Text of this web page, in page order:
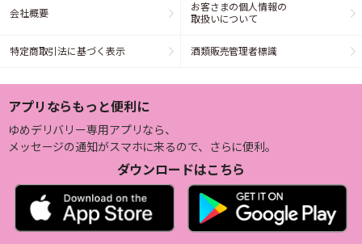
会社概要
お客さまの個人情報の
取扱いについて
特定商取引法に基づく表示 酒類販売管理者標識
アプリならもっと便利に
ゆめデリバリー専用アプリなら、
メッセージの通知がスマホに来るので、さらに便利。
ダウンロードはこちら